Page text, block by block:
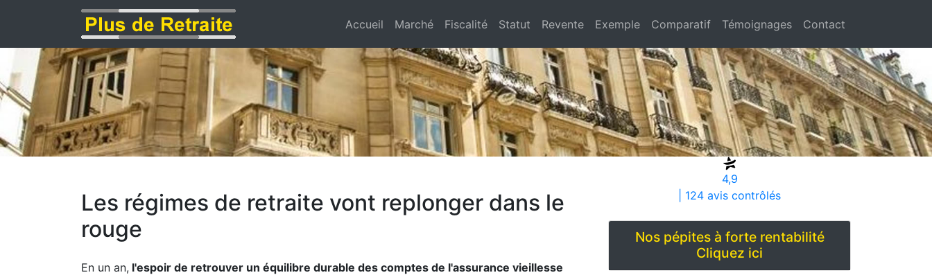
Accueil Marché Fiscalité Statut Revente Exemple Comparatif Témoignages Contact
Les régimes de retraite vont replonger dans le
rouge
En un an, l'espoir de retrouver un équilibre durable des comptes de l'assurance vieillesse
4,9
| 124 avis contrôlés
Nos pépites à forte rentabilité
Cliquez ici